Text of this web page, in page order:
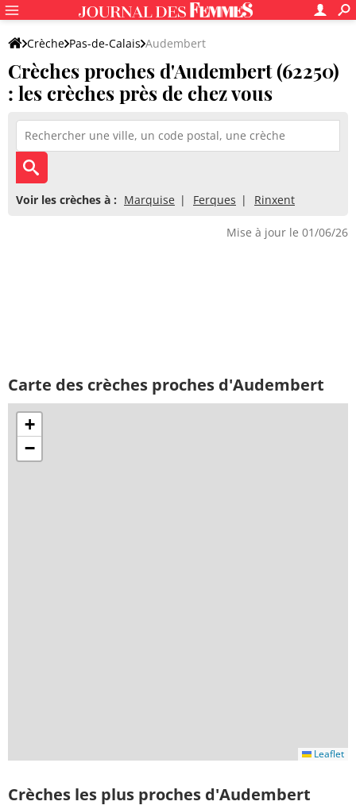
Crèche Pas-de-Calais Audembert
Crèches proches d'Audembert (62250)
: les crèches près de chez vous
Voir les crèches à : Marquise Ferques Rinxent
Mise à jour le 01/06/26
Carte des crèches proches d'Audembert
+
−
Leaflet
Crèches les plus proches d'Audembert